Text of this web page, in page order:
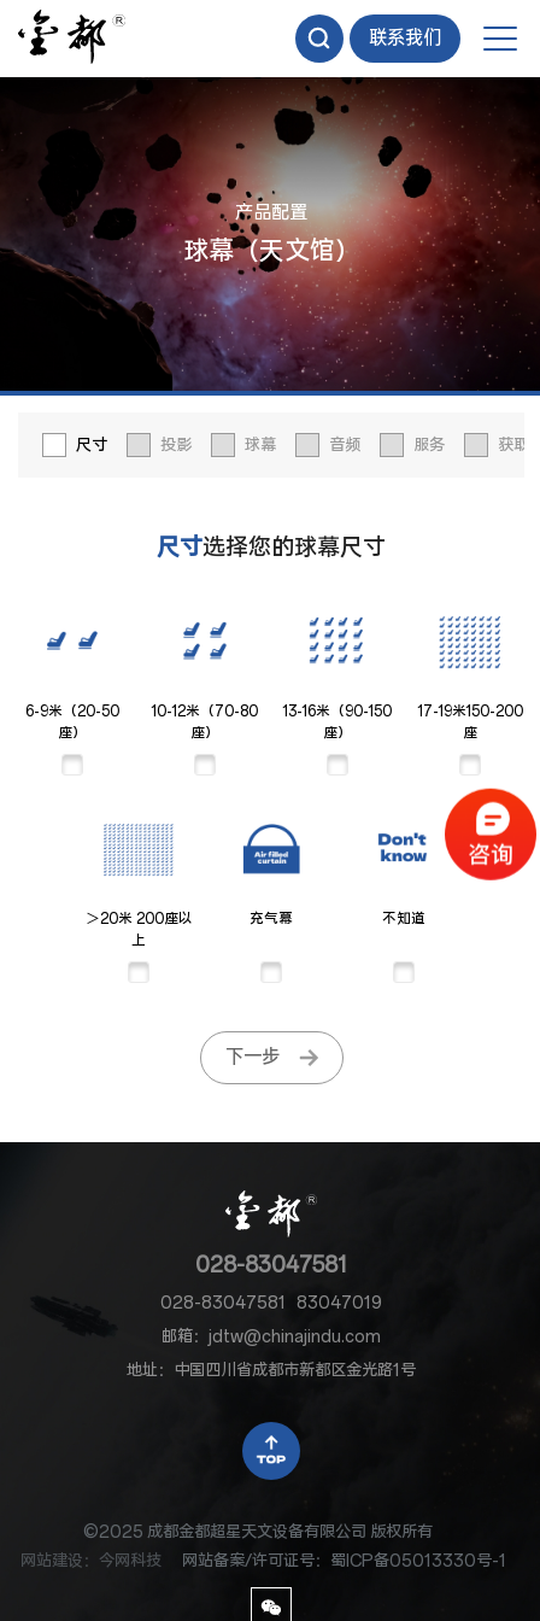
联系我们
产品配置
球幕（天文馆）
尺寸 投影 球幕 音频 服务 获取
尺寸选择您的球幕尺寸
6-9米（20-50
座）
10-12米（70-80
座）
13-16米（90-150
座）
17-19米150-200
座
＞20米 200座以
上
充气幕 不知道
下一步
028-83047581
028-83047581
83047019
邮箱：jdtw@chinajindu.com
地址：中国四川省成都市新都区金光路1号
©2025 成都金都超星天文设备有限公司 版权所有
网站建设： 今网科技 网站备案/许可证号：蜀ICP备05013330号-1